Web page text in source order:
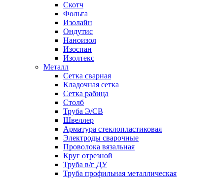
Скотч
Фольга
Изолайн
Ондутис
Наноизол
Изоспан
Изолтекс
Металл
Сетка сварная
Кладочная сетка
Сетка рабица
Столб
Труба Э/СВ
Швеллер
Арматура стеклопластиковая
Электроды сварочные
Проволока вязальная
Круг отрезной
Труба в/г ДУ
Труба профильная металлическая